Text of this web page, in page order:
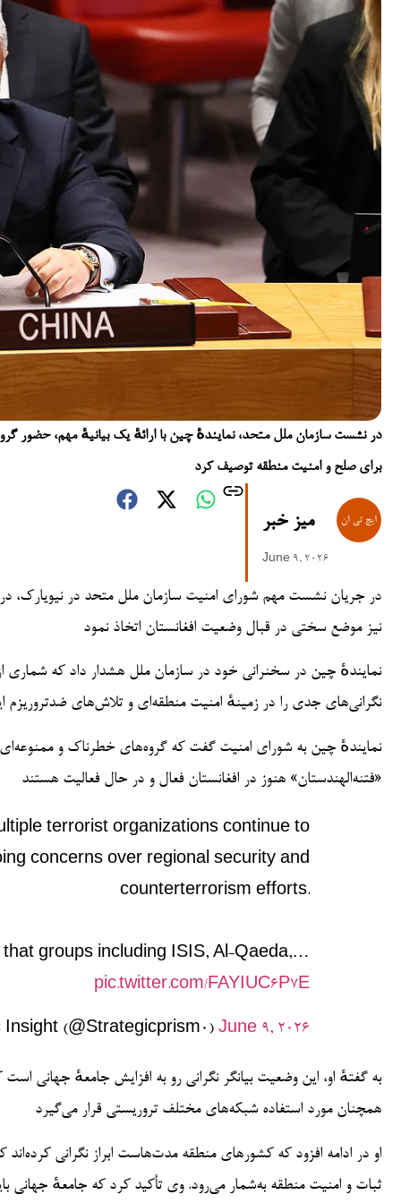
در نشست سازمان ملل متحد، نمایندهٔ چین با ارائهٔ یک بیانیهٔ مهم، حضور
برای صلح و امنیت منطقه توصیف کرد
میز خبر
June 9, 2026
در جریان نشست مهم شورای امنیت سازمان ملل متحد در نیویارک،
نیز موضع سختی در قبال وضعیت افغانستان اتخاذ نمود
نمایندهٔ چین در سخنرانی خود در سازمان ملل هشدار داد که شماری
نگرانی‌های جدی را در زمینهٔ امنیت منطقه‌ای و تلاش‌های ضدتروریزم
نمایندهٔ چین به شورای امنیت گفت که گروه‌های خطرناک و ممنوعه‌ای
«فتنه‌الهندستان» هنوز در افغانستان فعال و در حال فعالیت هستند
terrorist organizations continue to
concerns over regional security and
counterterrorism efforts.
groups including ISIS, Al-Qaeda,…
pic.twitter.com/FAYIUC6P7E
(@Strategicprism0) June 9, 2026
به گفتهٔ او، این وضعیت بیانگر نگرانی رو به افزایش جامعهٔ جهانی
همچنان مورد استفاده شبکه‌های مختلف تروریستی قرار می‌گیرد
او در ادامه افزود که کشورهای منطقه مدت‌هاست ابراز نگرانی
ثبات و امنیت منطقه به‌شمار می‌رود. وی تأکید کرد که جامعهٔ جهانی